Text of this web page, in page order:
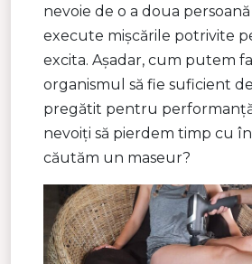
nevoie de o a doua persoană
execute mișcările potrivite
excita. Așadar, cum putem
organismul să fie suficient
pregătit pentru
nevoiți să pierdem timp cu
căutăm un maseur?